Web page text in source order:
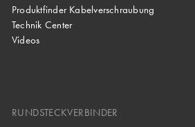
Produktfinder Kabelverschraubung
Technik Center
Videos
RUNDSTECKVERBINDER